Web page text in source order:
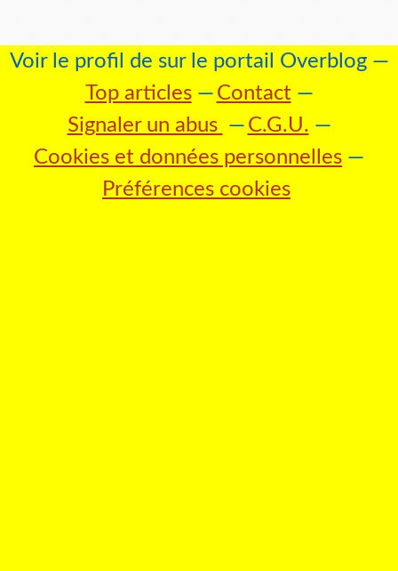
Voir le profil de sur le portail Overblog
Top articles
Contact
Signaler un abus
C.G.U.
Cookies et données personnelles
Préférences cookies